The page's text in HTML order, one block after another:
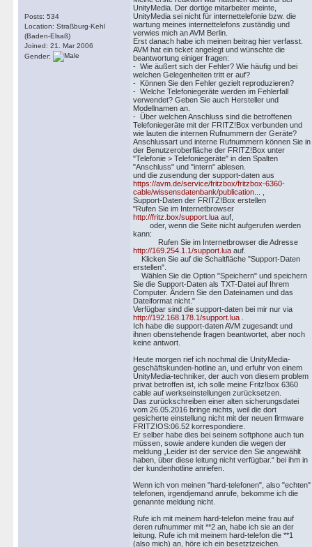
Posts: 534
Location: Straßburg-Kehl
(Baden-Elsaß)
Joined: 21. Mar 2006
Gender:
UnityMedia. Der dortige mitarbeiter meinte,
UnityMedia sei nicht für internettelefonie bzw. die
wartung meines internettelefons zuständig und
verwies mich an AVM Berlin.
Erst danach habe ich meinen beitrag hier verfasst.
AVM hat ein ticket angelegt und wünschte die
beantwortung einiger fragen:
- Wie äußert sich der Fehler? Wie häufig und bei
welchen Gelegenheiten tritt er auf?
- Können Sie den Fehler gezielt reproduzieren?
- Welche Telefoniegeräte werden im Fehlerfall
verwendet? Geben Sie auch Hersteller und
Modellnamen an.
- Über welchen Anschluss sind die betroffenen
Telefoniegeräte mit der FRITZ!Box verbunden und
wie lauten die internen Rufnummern der Geräte?
Anschlussart und interne Rufnummern können Sie in
der Benutzeroberfläche der FRITZ!Box unter
"Telefonie > Telefoniegeräte" in den Spalten
"Anschluss" und "intern" ablesen.
und die zusendung der support-daten aus
https://avm.de/service/fritzbox/fritzbox-6360-
cable/wissensdatenbank/publication...
Support-Daten der FRITZ!Box erstellen
"Rufen Sie im Internetbrowser
http://fritz.box/support.lua auf,
oder, wenn die Seite nicht aufgerufen werden
kann:
Rufen Sie im Internetbrowser die Adresse
http://169.254.1.1/support.lua auf.
Klicken Sie auf die Schaltfläche "Support-Daten
erstellen".
Wählen Sie die Option "Speichern" und speichern
Sie die Support-Daten als TXT-Datei auf Ihrem
Computer. Ändern Sie den Dateinamen und das
Dateiformat nicht."
Verfügbar sind die support-daten bei mir nur via
http://192.168.178.1/support.lua
Ich habe die support-daten AVM zugesandt und
ihnen obenstehende fragen beantwortet, aber noch
keine antwort.
Heute morgen rief ich nochmal die UnityMedia-
geschäftskunden-hotline an, und erfuhr von einem
UnityMedia-techniker, der auch von diesem problem
privat betroffen ist, ich solle meine Fritz!box 6360
cable auf werkseinstellungen zurücksetzen.
Das zurückschreiben einer alten sicherungsdatei
vom 26.05.2016 bringe nichts, weil die dort
gesicherte einstellung nicht mit der neuen firmware
FRITZ!OS:06.52 korrespondiere.
Er selber habe dies bei seinem softphone auch tun
müssen, sowie andere kunden die wegen der
meldung „Leider ist der service den Sie angewählt
haben, über diese leitung nicht verfügbar.“ bei ihm in
der kundenhotline anriefen.
Wenn ich von meinen "hard-telefonen", also "echten"
telefonen, irgendjemand anrufe, bekomme ich die
genannte meldung nicht.
Rufe ich mit meinem hard-telefon meine frau auf
deren rufnummer mit **2 an, habe ich sie an der
leitung. Rufe ich mit meinem hard-telefon die **1
(also mich) an, höre ich ein besetztzeichen.